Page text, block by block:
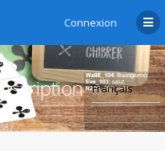
Connexion